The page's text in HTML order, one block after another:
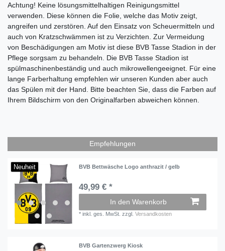
Achtung! Keine lösungsmittelhaltigen Reinigungsmittel
verwenden. Diese können die Folie, welche das Motiv zeigt,
angreifen und zerstören. Auf den Einsatz von Scheuermitteln und
auch von Kratzschwämmen ist zu Verzichten. Zur Vermeidung
von Beschädigungen am Motiv ist diese BVB Tasse Stadion in der
Pflege sorgsam zu behandeln. Die BVB Tasse Stadion ist
spülmaschinenbeständig und auch mikrowellengeeignet. Für eine
lange Farberhaltung empfehlen wir unseren Kunden aber auch
das Spülen mit der Hand. Bitte beachten Sie, dass die Farben auf
Ihrem Bildschirm von den Originalfarben abweichen können.
Empfehlungen
Neuheit BVB Bettwäsche Logo anthrazit / gelb
49,99 € *
In den Warenkorb
*inkl. ges. MwSt. zzgl.Versandkosten
BVB Gartenzwerg Kiosk